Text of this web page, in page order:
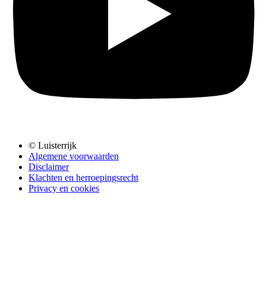
© Luisterrijk
Algemene voorwaarden
Disclaimer
Klachten en herroepingsrecht
Privacy en cookies